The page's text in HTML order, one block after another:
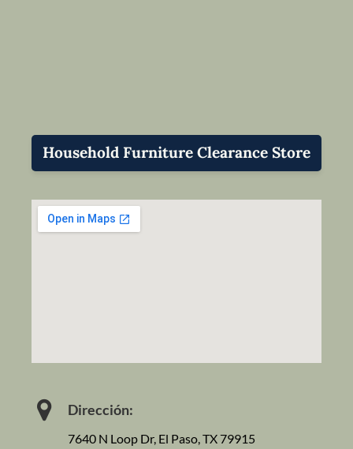
Household Furniture Clearance Store
Dirección:
7640 N Loop Dr, El Paso, TX 79915